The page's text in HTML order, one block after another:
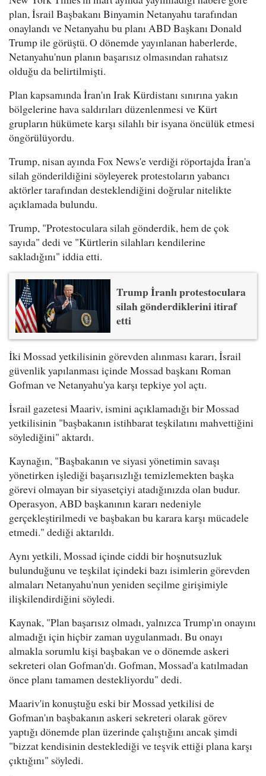
plan, İsrail Başbakanı Binyamin Netanyahu tarafından
onaylandı ve Netanyahu bu planı ABD Başkanı Donald
Trump ile görüştü. O dönemde yayınlanan haberlerde,
Netanyahu'nun planın başarısız olmasından rahatsız
olduğu da belirtilmişti.
Plan kapsamında İran'ın Irak Kürdistanı sınırına yakın
bölgelerine hava saldırıları düzenlenmesi ve Kürt
grupların hükümete karşı silahlı bir isyana öncülük etmesi
öngörülüyordu.
Trump, nisan ayında Fox News'e verdiği röportajda İran'a
silah gönderildiğini söyleyerek protestoların yabancı
aktörler tarafından desteklendiğini doğrular nitelikte
açıklamada bulundu.
Trump, "Protestoculara silah gönderdik, hem de çok
sayıda" dedi ve "Kürtlerin silahları kendilerine
sakladığını" iddia etti.
Trump İranlı protestoculara
silah gönderdiklerini itiraf
etti
İki Mossad yetkilisinin görevden alınması kararı, İsrail
güvenlik yapılanması içinde Mossad başkanı Roman
Gofman ve Netanyahu'ya karşı tepkiye yol açtı.
İsrail gazetesi Maariv, ismini açıklamadığı bir Mossad
yetkilisinin "başbakanın istihbarat teşkilatını mahvettiğini
söylediğini" aktardı.
Kaynağın, "Başbakanın ve siyasi yönetimin savaşı
yönetirken işlediği başarısızlığı temizlemekten başka
görevi olmayan bir siyasetçiyi atadığınızda olan budur.
Operasyon, ABD başkanının kararı nedeniyle
gerçekleştirilmedi ve başbakan bu karara karşı mücadele
etmedi." dediği aktarıldı.
Aynı yetkili, Mossad içinde ciddi bir hoşnutsuzluk
bulunduğunu ve teşkilat içindeki bazı isimlerin görevden
almaları Netanyahu'nun yeniden seçilme girişimiyle
ilişkilendirdiğini söyledi.
Kaynak, "Plan başarısız olmadı, yalnızca Trump'ın onayını
almadığı için hiçbir zaman uygulanmadı. Bu onayı
almakla sorumlu kişi başbakan ve o dönemde askeri
sekreteri olan Gofman'dı. Gofman, Mossad'a katılmadan
önce planı tamamen destekliyordu" dedi.
Maariv'in konuştuğu eski bir Mossad yetkilisi de
Gofman'ın başbakanın askeri sekreteri olarak görev
yaptığı dönemde plan üzerinde çalıştığını ancak şimdi
"bizzat kendisinin desteklediği ve teşvik ettiği plana karşı
çıktığını" söyledi.